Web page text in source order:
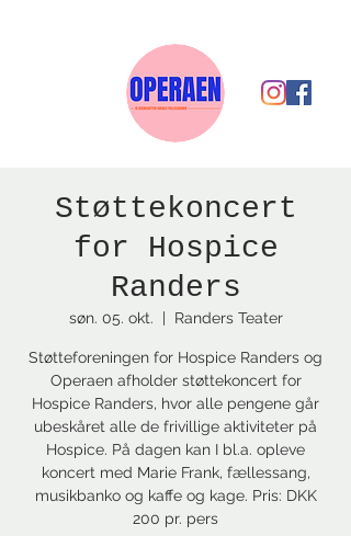
Støttekoncert
for Hospice
Randers
søn. 05. okt.
  |
Randers Teater
Støtteforeningen for Hospice Randers og
Operaen afholder støttekoncert for
Hospice Randers, hvor alle pengene går
ubeskåret alle de frivillige aktiviteter på
Hospice. På dagen kan I bl.a. opleve
koncert med Marie Frank, fællessang,
musikbanko og kaffe og kage. Pris: DKK
200 pr. pers